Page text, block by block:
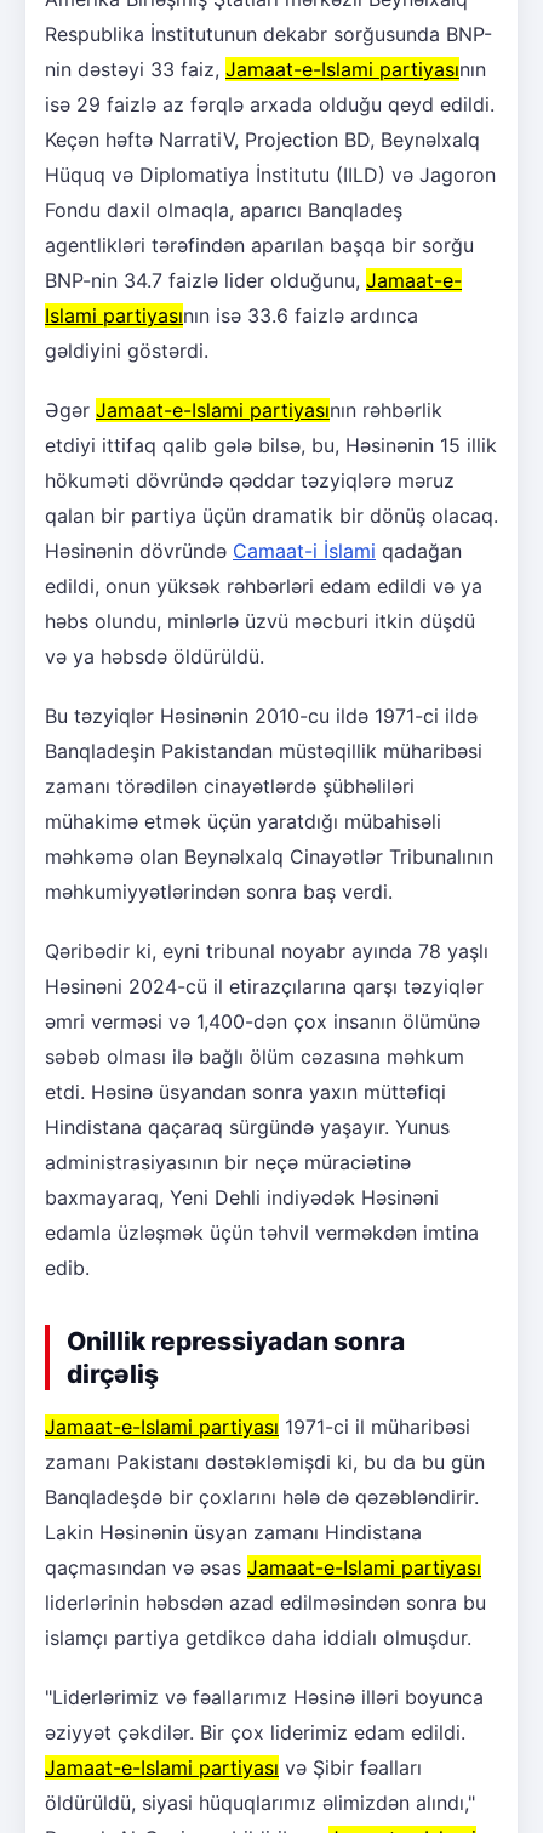
Respublika İnstitutunun dekabr sorğusunda BNP-
nin dəstəyi 33 faiz, Jamaat-e-Islami partiyasının
isə 29 faizlə az fərqlə arxada olduğu qeyd edildi.
Keçən həftə NarratiV, Projection BD, Beynəlxalq
Hüquq və Diplomatiya İnstitutu (IILD) və Jagoron
Fondu daxil olmaqla, aparıcı Banqladeş
agentlikləri tərəfindən aparılan başqa bir sorğu
BNP-nin 34.7 faizlə lider olduğunu, Jamaat-e-
Islami partiyasının isə 33.6 faizlə ardınca
gəldiyini göstərdi.
Əgər Jamaat-e-Islami partiyasının rəhbərlik
etdiyi ittifaq qalib gələ bilsə, bu, Həsinənin 15 illik
hökuməti dövründə qəddar təzyiqlərə məruz
qalan bir partiya üçün dramatik bir dönüş olacaq.
Həsinənin dövründə Camaat-i İslami qadağan
edildi, onun yüksək rəhbərləri edam edildi və ya
həbs olundu, minlərlə üzvü məcburi itkin düşdü
və ya həbsdə öldürüldü.
Bu təzyiqlər Həsinənin 2010-cu ildə 1971-ci ildə
Banqladeşin Pakistandan müstəqillik müharibəsi
zamanı törədilən cinayətlərdə şübhəliləri
mühakimə etmək üçün yaratdığı mübahisəli
məhkəmə olan Beynəlxalq Cinayətlər Tribunalının
məhkumiyyətlərindən sonra baş verdi.
Qəribədir ki, eyni tribunal noyabr ayında 78 yaşlı
Həsinəni 2024-cü il etirazçılarına qarşı təzyiqlər
əmri verməsi və 1,400-dən çox insanın ölümünə
səbəb olması ilə bağlı ölüm cəzasına məhkum
etdi. Həsinə üsyandan sonra yaxın müttəfiqi
Hindistana qaçaraq sürgündə yaşayır. Yunus
administrasiyasının bir neçə müraciətinə
baxmayaraq, Yeni Dehli indiyədək Həsinəni
edamla üzləşmək üçün təhvil verməkdən imtina
edib.
Onillik repressiyadan sonra
dirçəliş
Jamaat-e-Islami partiyası 1971-ci il müharibəsi
zamanı Pakistanı dəstəkləmişdi ki, bu da bu gün
Banqladeşdə bir çoxlarını hələ də qəzəbləndirir.
Lakin Həsinənin üsyan zamanı Hindistana
qaçmasından və əsas Jamaat-e-Islami partiyası
liderlərinin həbsdən azad edilməsindən sonra bu
islamçı partiya getdikcə daha iddialı olmuşdur.
"Liderlərimiz və fəallarımız Həsinə illəri boyunca
əziyyət çəkdilər. Bir çox liderimiz edam edildi.
Jamaat-e-Islami partiyası və Şibir fəalları
öldürüldü, siyasi hüquqlarımız əlimizdən alındı,"